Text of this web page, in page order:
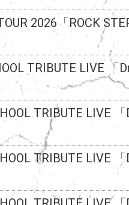
2026「ROCK
TRIBUTE LIVE 「
TRIBUTE LIVE
TRIBUTE LIVE